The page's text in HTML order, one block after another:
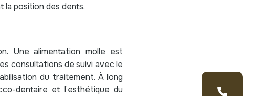
position des dents.
Une alimentation molle est
consultations de suivi avec le
du traitement. À long
dentaire et l’esthétique du